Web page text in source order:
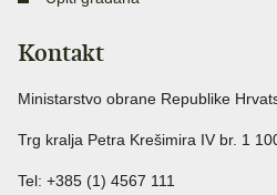
Kontakt
Ministarstvo obrane Republike
Trg kralja Petra Krešimira IV br. 1
Tel: +385 (1) 4567 111